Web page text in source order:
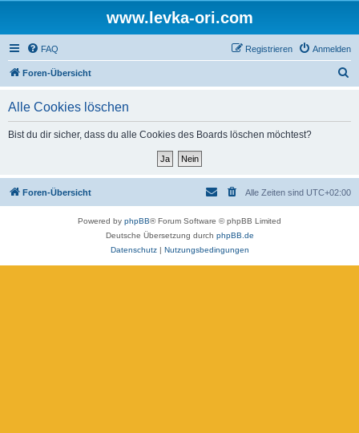
www.levka-ori.com
FAQ Anmelden
Registrieren
Foren-Übersicht
Alle Cookies löschen
Bist du dir sicher, dass du alle Cookies des Boards löschen möchtest?
Foren-Übersicht Alle Zeiten sind UTC+02:00
Powered by phpBB® Forum Software © phpBB Limited
Deutsche Übersetzung durch phpBB.de
Datenschutz| Nutzungsbedingungen